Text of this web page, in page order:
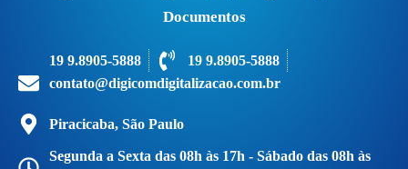
Documentos
19 9.8905-5888
19 9.8905-5888
contato@digicomdigitalizacao.com.br
Piracicaba, São Paulo
Segunda a Sexta das 08h às 17h - Sábado das 08h às